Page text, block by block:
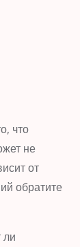
что
не
от
обратите
ли